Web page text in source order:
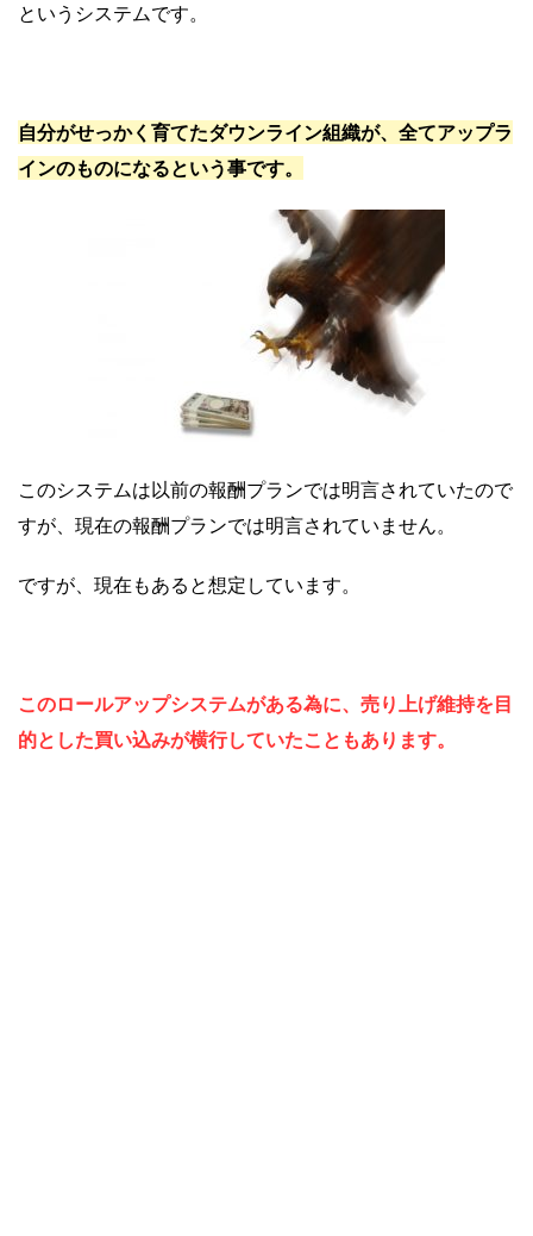
というシステムです。
自分がせっかく育てたダウンライン組織が、全てアップラ
インのものになるという事です。
このシステムは以前の報酬プランでは明言されていたので
すが、現在の報酬プランでは明言されていません。
ですが、現在もあると想定しています。
このロールアップシステムがある為に、売り上げ維持を目
的とした買い込みが横行していたこともあります。